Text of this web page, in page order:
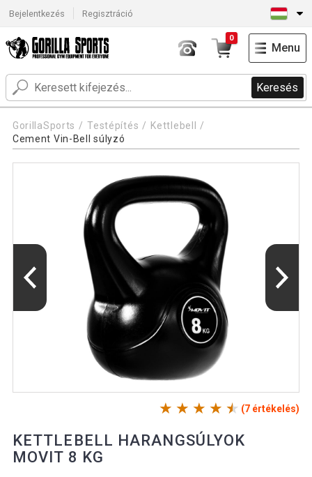
Bejelentkezés Regisztráció
Keresés
0
Menu
GorillaSports Testépítés
Kettlebell
Cement Vin-Bell súlyzó
(7 értékelés)
KETTLEBELL HARANGSÚLYOK
MOVIT 8 KG